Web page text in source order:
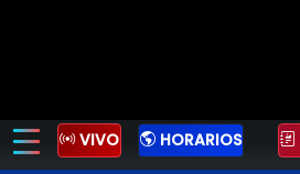
VIVO HORARIOS